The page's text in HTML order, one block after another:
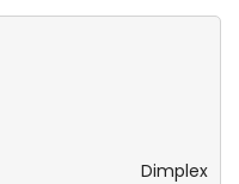
Dimplex